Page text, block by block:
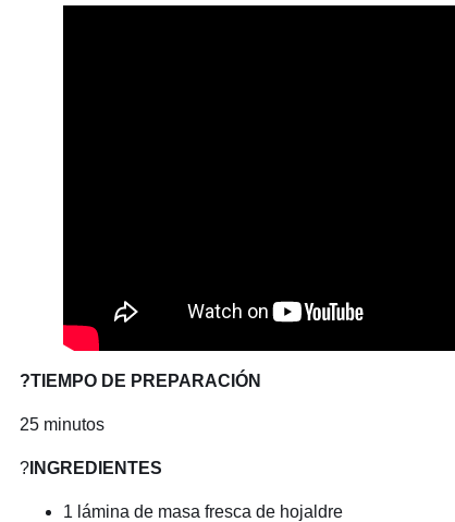
?TIEMPO DE PREPARACIÓN
25 minutos
? INGREDIENTES
1 lámina de masa fresca de hojaldre